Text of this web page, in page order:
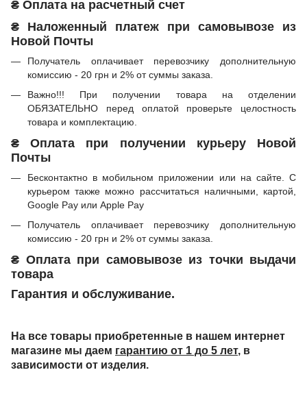
₴ Оплата на расчетный счет
₴ Наложенный платеж при самовывозе из
Новой Почты
Получатель оплачивает перевозчику дополнительную
комиссию - 20 грн и 2% от суммы заказа.
Важно!!! При получении товара на отделении
ОБЯЗАТЕЛЬНО перед оплатой проверьте целостность
товара и комплектацию.
₴ Оплата при получении курьеру Новой
Почты
Бесконтактно в мобильном приложении или на сайте. С
курьером также можно рассчитаться наличными, картой,
Google Pay или Apple Pay
Получатель оплачивает перевозчику дополнительную
комиссию - 20 грн и 2% от суммы заказа.
₴ Оплата при самовывозе из точки выдачи
товара
Гарантия и обслуживание.
На все товары приобретенные в нашем интернет
магазине мы даем гарантию от 1 до 5 лет, в
зависимости от изделия.